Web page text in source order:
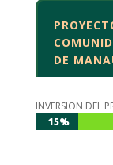
DE
INVERSION DEL
15%
15%